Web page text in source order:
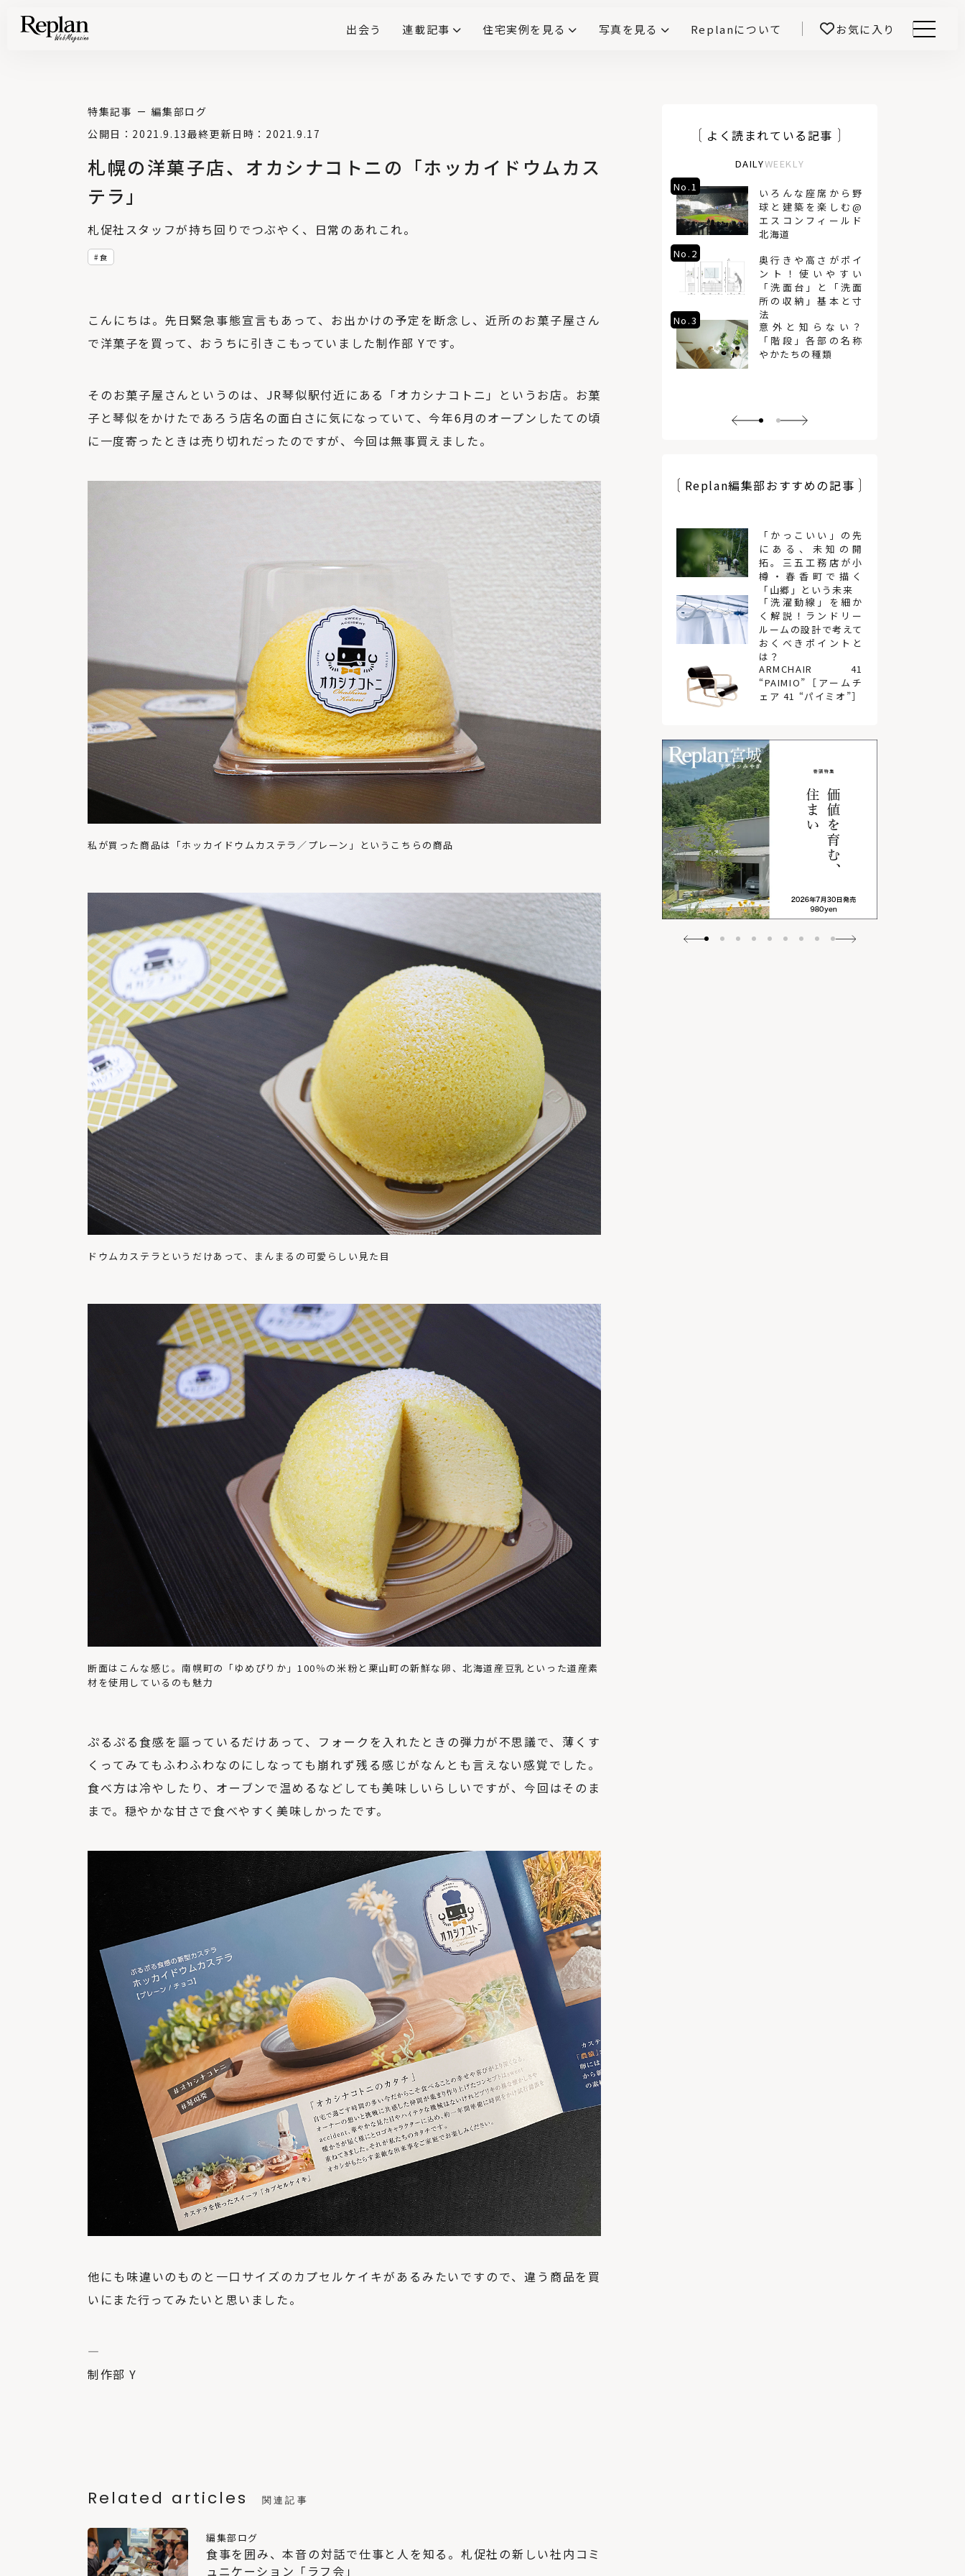
出会う 連載記事 住宅実例を見る 写真を見る Replanについて お気に入り
札幌の洋菓子店、オカシナコトニの「ホッカイドウムカス
テラ」
公開日：2021.9.13最終更新日時：2021.9.17
特集記事 編集部ログ
食
札促社スタッフが持ち回りでつぶやく、日常のあれこれ。
こんにちは。先日緊急事態宣言もあって、お出かけの予定を断念し、近所のお菓子屋さん
で洋菓子を買って、おうちに引きこもっていました制作部 Yです。
そのお菓子屋さんというのは、JR琴似駅付近にある「オカシナコトニ」というお店。お菓
子と琴似をかけたであろう店名の面白さに気になっていて、今年6月のオープンしたての頃
に一度寄ったときは売り切れだったのですが、今回は無事買えました。
私が買った商品は「ホッカイドウムカステラ／プレーン」というこちらの商品
ドウムカステラというだけあって、まんまるの可愛らしい見た目
断面はこんな感じ。南幌町の「ゆめぴりか」100％の米粉と栗山町の新鮮な卵、北海道産豆乳といった道産素
材を使用しているのも魅力
ぷるぷる食感を謳っているだけあって、フォークを入れたときの弾力が不思議で、薄くす
くってみてもふわふわなのにしなっても崩れず残る感じがなんとも言えない感覚でした。
食べ方は冷やしたり、オーブンで温めるなどしても美味しいらしいですが、今回はそのま
まで。穏やかな甘さで食べやすく美味しかったです。
他にも味違いのものと一口サイズのカプセルケイキがあるみたいですので、違う商品を買
いにまた行ってみたいと思いました。
—
制作部 Y
Related articles 関連記事
編集部ログ
食事を囲み、本音の対話で仕事と人を知る。札促社の新しい社内コミ
ュニケーション「ラフ会」
よく読まれている記事
DAILYWEEKLY
介！
No.6
壁・天井を照らす
No.1
いろんな座席から野
球と建築を楽しむ@
エスコンフィールド
北海道
No.2
奥行きや高さがポイ
ント！使いやすい
「洗面台」と「洗面
所の収納」基本と寸
法
No.3
意外と知らない？
「階段」各部の名称
やかたちの種類
Replan編集部おすすめの記事
北海道の暖房選びの
正解は？熱源や暖房
方式を知って寒い冬を
乗り切ろう
「犬と暮らす家」の
間取りやアイデア。6
つの住宅実例から学
ぶ！
「かっこいい」の先
にある、未知の開
拓。三五工務店が小
樽・春香町で描く
「山郷」という未来
「洗濯動線」を細か
く解説！ランドリー
ルームの設計で考えて
おくべきポイントと
は？
ARMCHAIR 41
“PAIMIO”［アームチ
ェア 41 “パイミオ”］